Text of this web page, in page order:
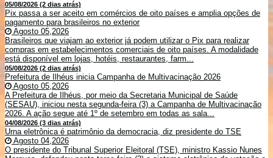
05/08/2026 (2 dias atrás)
Pix passa a ser aceito em comércios de oito países e amplia opções de
pagamento para brasileiros no exterior
Agosto 05,2026
Brasileiros que viajam ao exterior já podem utilizar o Pix para realizar
compras em estabelecimentos comerciais de oito países. A modalidade
está disponível em lojas, hotéis, restaurantes, farm...
05/08/2026 (2 dias atrás)
Prefeitura de Ilhéus inicia Campanha de Multivacinação 2026
Agosto 05,2026
A Prefeitura de Ilhéus, por meio da Secretaria Municipal de Saúde
(SESAU), iniciou nesta segunda-feira (3) a Campanha de Multivacinação
2026. A ação segue até 1º de setembro em todas as sala...
04/08/2026 (3 dias atrás)
Urna eletrônica é patrimônio da democracia, diz presidente do TSE
Agosto 04,2026
O presidente do Tribunal Superior Eleitoral (TSE), ministro Kassio Nunes